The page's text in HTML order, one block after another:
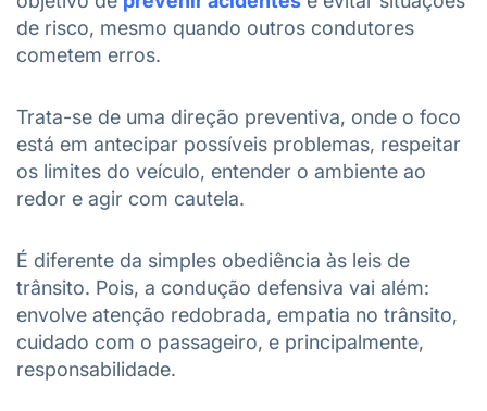
de risco, mesmo quando outros condutores
cometem erros.
Trata-se de uma direção preventiva, onde o foco
está em antecipar possíveis problemas, respeitar
os limites do veículo, entender o ambiente ao
redor e agir com cautela.
É diferente da simples obediência às leis de
trânsito. Pois, a condução defensiva vai além:
envolve atenção redobrada, empatia no trânsito,
cuidado com o passageiro, e principalmente,
responsabilidade.